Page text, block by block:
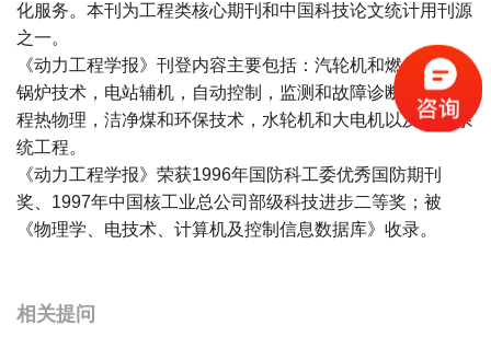
化服务。本刊为工程类核心期刊和中国科技论文统计用刊源
之一。
《动力工程学报》刊登内容主要包括：汽轮机和燃气轮机，
锅炉技术，电站辅机，自动控制，监测和故障诊断技术，工
程热物理，洁净煤和环保技术，水轮机和大电机以及动力系
统工程。
《动力工程学报》荣获1996年国防科工委优秀国防期刊
奖、1997年中国核工业总公司部级科技进步二等奖；被
《物理学、电技术、计算机及控制信息数据库》收录。
相关提问